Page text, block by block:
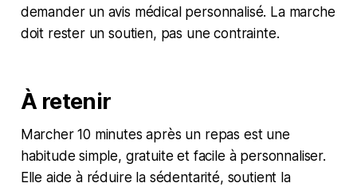
demander un avis médical personnalisé. La marche
doit rester un soutien, pas une contrainte.
À retenir
Marcher 10 minutes après un repas est une
habitude simple, gratuite et facile à personnaliser.
Elle aide à réduire la sédentarité, soutient la